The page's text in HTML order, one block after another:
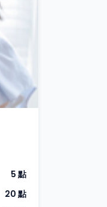
5 點
20 點